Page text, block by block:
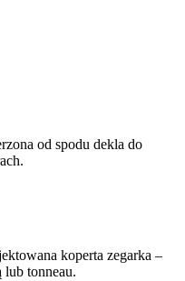
od spodu dekla do
koperta zegarka –
lub tonneau.